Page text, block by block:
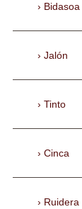
Bidasoa
Jalón
Tinto
Cinca
Ruidera